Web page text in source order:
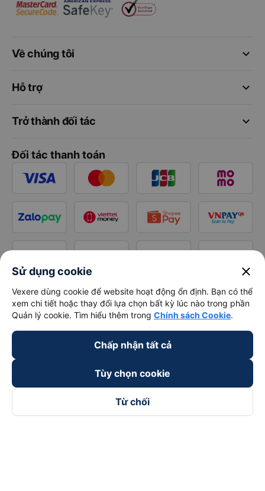
keyboard_arrow_down
Về chúng tôi
keyboard_arrow_down
Hỗ trợ
keyboard_arrow_down
Trở thành đối tác
Đối tác thanh toán
Sử dụng cookie close
Vexere dùng cookie để website hoạt động ổn định. Bạn có thể
xem chi tiết hoặc thay đổi lựa chọn bất kỳ lúc nào trong phần
Quản lý cookie. Tìm hiểu thêm trong Chính sách Cookie.
Chấp nhận tất cả
Tùy chọn cookie
Từ chối